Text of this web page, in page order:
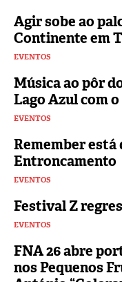
Agir sobe ao
Continente em
EVENTOS
Música ao pôr
Lago Azul com
EVENTOS
Remember está
Entroncamento
EVENTOS
Festival Z
EVENTOS
FNA 26 abre
nos Pequenos